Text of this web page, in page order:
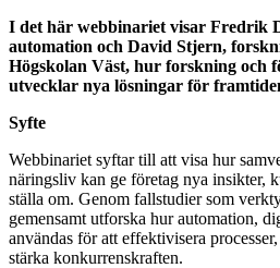
I det här webbinariet visar Fredrik
automation och David Stjern,
Högskolan Väst, hur forskning och
utvecklar nya lösningar för
Syfte
Webbinariet syftar till att visa hur
näringsliv kan ge företag nya insikter,
ställa om. Genom fallstudier som
gemensamt utforska hur automation,
användas för att effektivisera
stärka konkurrenskraften.